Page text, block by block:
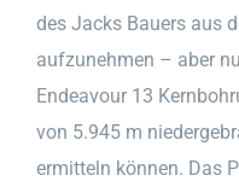
des Jacks Bauers aus
aufzunehmen – aber
Endeavour 13
von 5.945 m
ermitteln können. Das